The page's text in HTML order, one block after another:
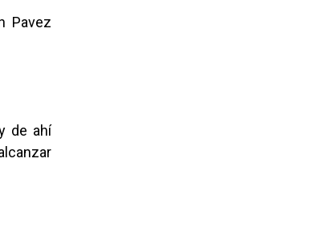
Pavez
de ahí